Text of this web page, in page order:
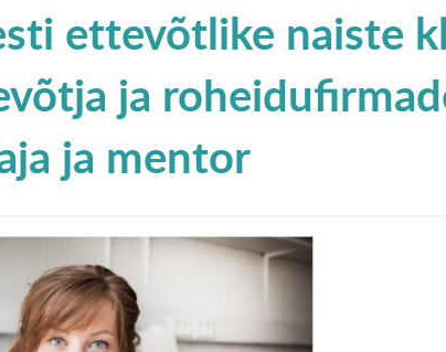
ettevõtlike naiste
ja
ja mentor